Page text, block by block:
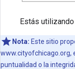
Estás
Nota: Este sitio
www.cityofchicago.org,
puntualidad o la